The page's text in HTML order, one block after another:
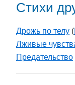
Стихи
Дрожь по телу (
Лживые
Предательство